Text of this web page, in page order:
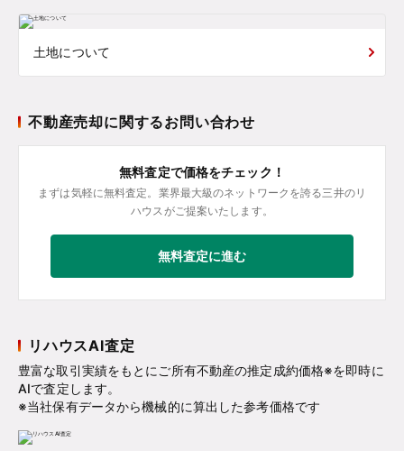
土地について
不動産売却に関するお問い合わせ
無料査定で価格をチェック！
まずは気軽に無料査定。業界最大級のネットワークを誇る三井のリ
ハウスがご提案いたします。
無料査定に進む
リハウスAI査定
豊富な取引実績をもとにご所有不動産の推定成約価格※を即時に
AIで査定します。
※当社保有データから機械的に算出した参考価格です